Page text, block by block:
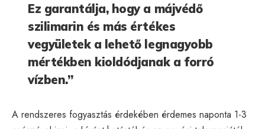
Ez garantálja, hogy a májvédő
szilimarin és más értékes
vegyületek a lehető legnagyobb
mértékben kioldódjanak a forró
vízben.”
A rendszeres fogyasztás érdekében érdemes naponta 1-3